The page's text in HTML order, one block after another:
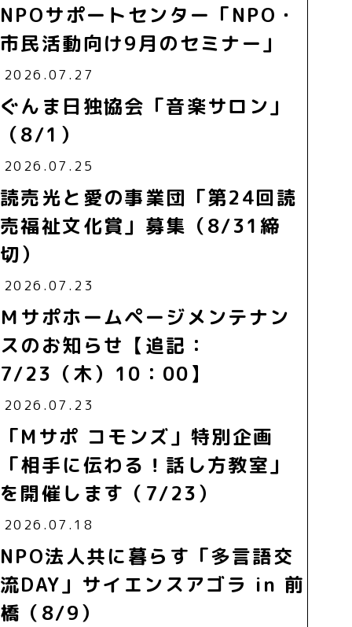
NPOサポートセンター「NPO・
市民活動向け9月のセミナー」
2026.07.27
ぐんま日独協会「音楽サロン」
（8/1）
2026.07.25
読売光と愛の事業団「第24回読
売福祉文化賞」募集（8/31締
切）
2026.07.23
Ｍサポホームページメンテナン
スのお知らせ【追記：
7/23（木）10：00】
2026.07.23
「Mサポ コモンズ」特別企画
「相手に伝わる！話し方教室」
を開催します（7/23）
2026.07.18
NPO法人共に暮らす「多言語交
流DAY」サイエンスアゴラ in 前
橋（8/9）